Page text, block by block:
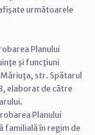
următoarele
Planului
şi funcţiuni
str. Spătarul
elaborat de către
Planului
familială în regim de